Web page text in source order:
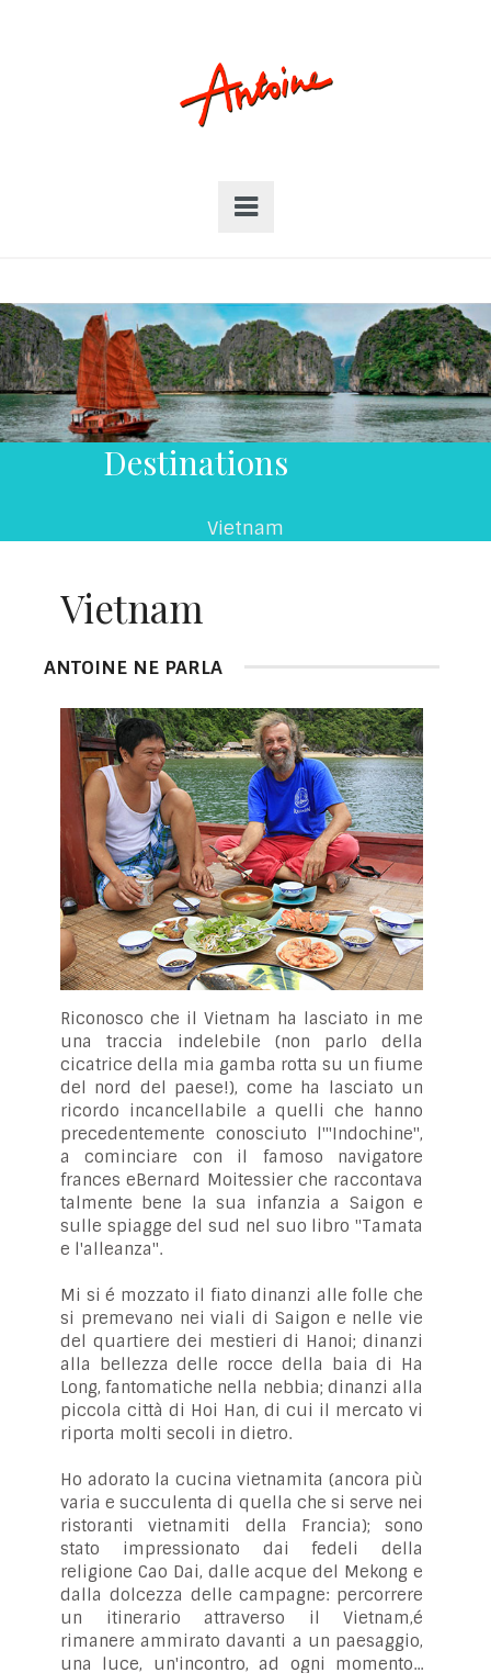
Destinations
Vietnam
Vietnam
ANTOINE NE PARLA
Riconosco che il Vietnam ha lasciato in me
una traccia indelebile (non parlo della
cicatrice della mia gamba rotta su un fiume
del nord del paese!), come ha lasciato un
ricordo incancellabile a quelli che hanno
precedentemente conosciuto l'"Indochine",
a cominciare con il famoso navigatore
frances eBernard Moitessier che raccontava
talmente bene la sua infanzia a Saigon e
sulle spiagge del sud nel suo libro "Tamata
e l'alleanza".
Mi si é mozzato il fiato dinanzi alle folle che
si premevano nei viali di Saigon e nelle vie
del quartiere dei mestieri di Hanoi; dinanzi
alla bellezza delle rocce della baia di Ha
Long, fantomatiche nella nebbia; dinanzi alla
piccola città di Hoi Han, di cui il mercato vi
riporta molti secoli in dietro.
Ho adorato la cucina vietnamita (ancora più
varia e succulenta di quella che si serve nei
ristoranti vietnamiti della Francia); sono
stato impressionato dai fedeli della
religione Cao Dai, dalle acque del Mekong e
dalla dolcezza delle campagne: percorrere
un itinerario attraverso il Vietnam,é
rimanere ammirato davanti a un paesaggio,
una luce, un'incontro, ad ogni momento...